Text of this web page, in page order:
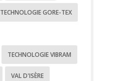
TECHNOLOGIE GORE-TEX
TECHNOLOGIE VIBRAM
VAL D'ISÈRE